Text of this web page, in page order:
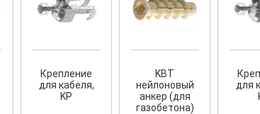
Крепление
для кабеля,
KP
KBT
нейлоновый
анкер (для
газобетона)
для